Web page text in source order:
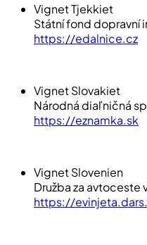
Vignet Tjekkiet
Státní fond dopravní
https://edalnice.cz
Vignet Slovakiet
Národná diaľničná
https://eznamka.sk
Vignet Slovenien
Družba za avtoceste
https://